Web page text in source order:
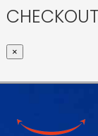
CHECKOUT
×